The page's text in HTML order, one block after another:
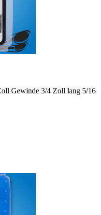
Gewinde 3/4 Zoll lang 5/16